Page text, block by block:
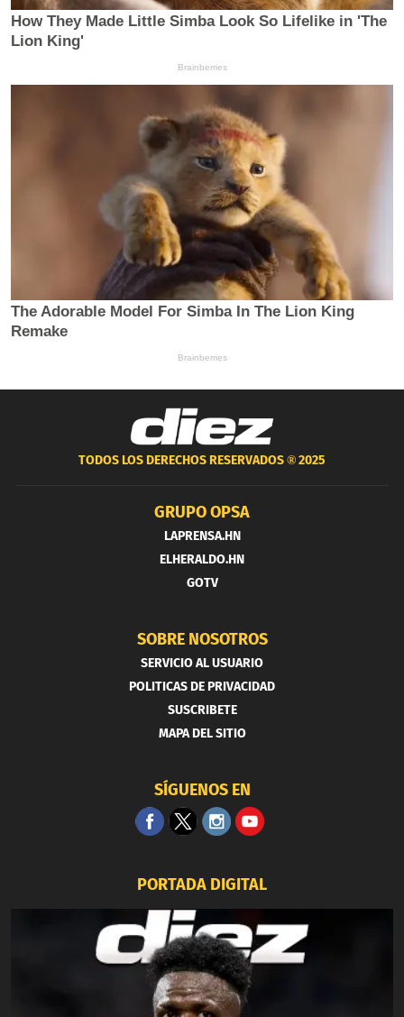
TODOS LOS DERECHOS RESERVADOS ®2025
GRUPO OPSA
LAPRENSA.HN
ELHERALDO.HN
GOTV
SOBRE NOSOTROS
SERVICIO AL USUARIO
POLITICAS DE PRIVACIDAD
SUSCRIBETE
MAPA DEL SITIO
SÍGUENOS EN
PORTADA DIGITAL